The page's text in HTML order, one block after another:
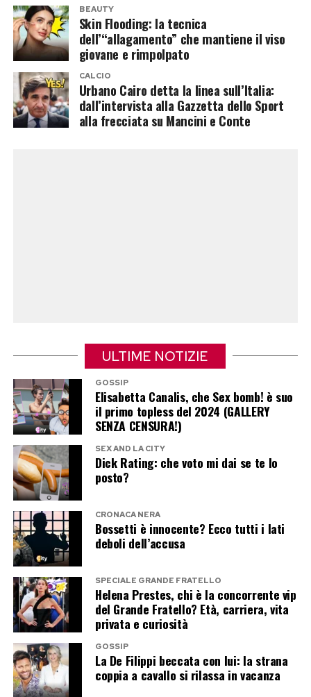
crepe, il dolce conquista per l’armonia tra
profumo e sapore. Note lattiche fresche, una
delicata presenza di mandorla e canditi ben
equilibrati rendono ogni fetta un piacere da
gustare. L’unico appunto riguarda la consistenza
della fetta, che potrebbe essere ancora più
soffice. Ma nel complesso, la colomba di Maina
Post Views: 628
BEAUTY
Skin Flooding: la tecnica
dell’“allagamento” che mantiene il viso
giovane e rimpolpato
CALCIO
Urbano Cairo detta la linea sull’Italia:
dall’intervista alla Gazzetta dello Sport
alla frecciata su Mancini e Conte
ULTIME NOTIZIE
GOSSIP
Elisabetta Canalis, che Sex bomb! è suo
il primo topless del 2024 (GALLERY
SENZA CENSURA!)
SEX AND LA CITY
Dick Rating: che voto mi dai se te lo
posto?
CRONACA NERA
Bossetti è innocente? Ecco tutti i lati
deboli dell’accusa
SPECIALE GRANDE FRATELLO
Helena Prestes, chi è la concorrente vip
del Grande Fratello? Età, carriera, vita
privata e curiosità
GOSSIP
La De Filippi beccata con lui: la strana
coppia a cavallo si rilassa in vacanza